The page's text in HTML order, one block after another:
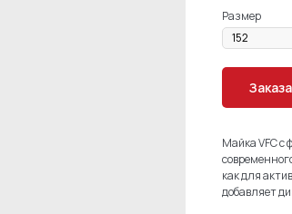
Размер
Майка VFC с
как для
добавляет